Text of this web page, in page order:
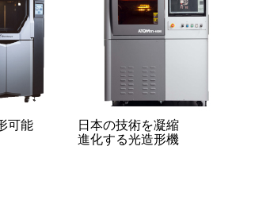
可能
日本の技術を凝縮
進化する光造形機